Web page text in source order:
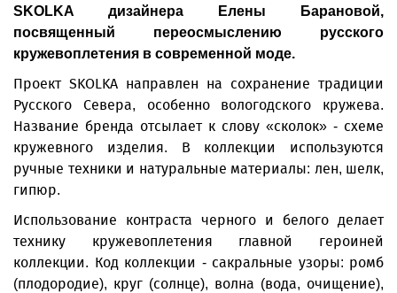
SKOLKA дизайнера Елены Барановой,
посвященный переосмыслению русского
кружевоплетения в современной моде.
Проект SKOLKA направлен на сохранение традиции
Русского Севера, особенно вологодского кружева.
Название бренда отсылает к слову «сколок» - схеме
кружевного изделия. В коллекции используются
ручные техники и натуральные материалы: лен, шелк,
гипюр.
Использование контраста черного и белого делает
технику кружевоплетения главной героиней
коллекции. Код коллекции - сакральные узоры: ромб
(плодородие), круг (солнце), волна (вода, очищение),